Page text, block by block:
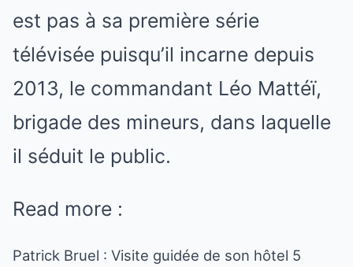
est pas à sa première série
télévisée puisqu’il incarne depuis
2013, le commandant Léo Mattéï,
brigade des mineurs, dans laquelle
il séduit le public.
Read more :
Patrick Bruel : Visite guidée de son hôtel 5